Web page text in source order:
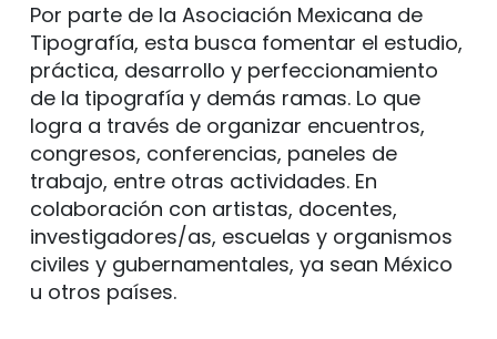
Por parte de la Asociación Mexicana de
Tipografía, esta busca fomentar el estudio,
práctica, desarrollo y perfeccionamiento
de la tipografía y demás ramas. Lo que
logra a través de organizar encuentros,
congresos, conferencias, paneles de
trabajo, entre otras actividades. En
colaboración con artistas, docentes,
investigadores/as, escuelas y organismos
civiles y gubernamentales, ya sean México
u otros países.